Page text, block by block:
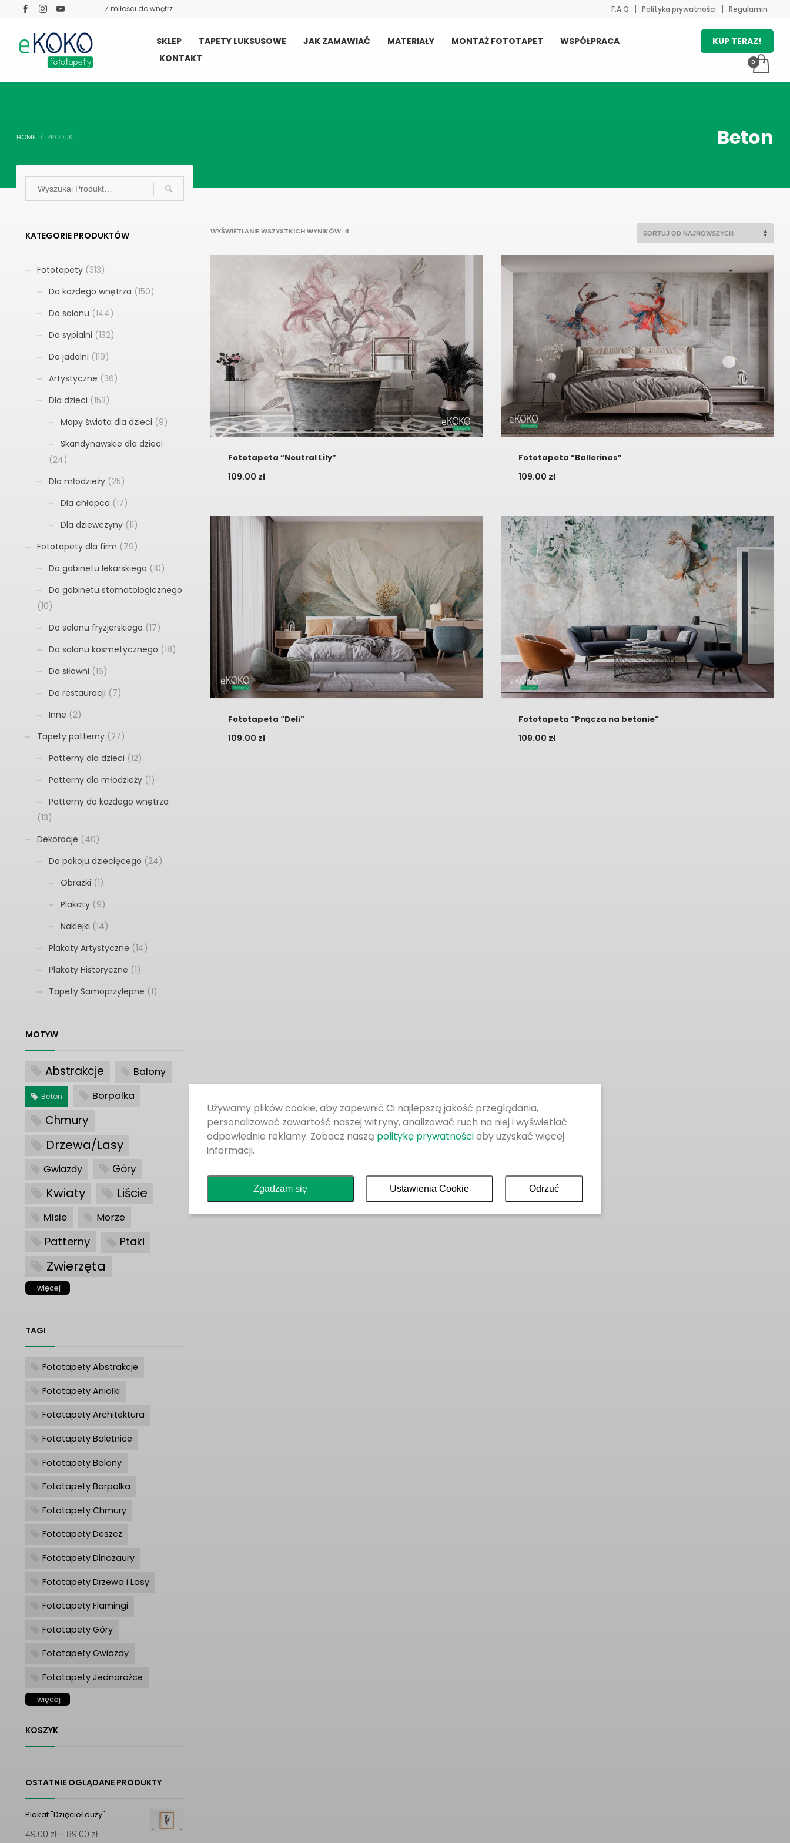
Z miłości do wnętrz... F.A.Q Polityka prywatności Regulamin
SKLEP TAPETY LUKSUSOWE JAK ZAMAWIAĆ MATERIAŁY MONTAŻ FOTOTAPET
WSPÓŁPRACA
KONTAKT
KUP TERAZ!
HOME PRODUKT Beton
WYŚWIETLANIE WSZYSTKICH WYNIKÓW: 4POSORTOWANE
NAJNOWSZYCH
Fototapeta “Neutral Lily”
109.00 zł
Fototapeta “Ballerinas”
109.00 zł
Fototapeta “Deli”
109.00 zł
Fototapeta “Pnącza na betonie”
109.00 zł
KATEGORIE PRODUKTÓW
Fototapety (313)
Do każdego wnętrza (150)
Do salonu (144)
Do sypialni (132)
Do jadalni (119)
Artystyczne (36)
Dla dzieci (153)
Mapy świata dla dzieci (9)
Skandynawskie dla dzieci
(24)
Dla młodzieży (25)
Dla chłopca (17)
Dla dziewczyny (11)
Fototapety dla firm (79)
Do gabinetu lekarskiego (10)
Do gabinetu stomatologicznego
(10)
Do salonu fryzjerskiego (17)
Do salonu kosmetycznego (18)
Do siłowni (16)
Do restauracji (7)
Inne (2)
Tapety patterny (27)
Patterny dla dzieci (12)
Patterny dla młodzieży (1)
Patterny do każdego wnętrza
(13)
Dekoracje (40)
Do pokoju dziecięcego (24)
Obrazki (1)
Plakaty (9)
Naklejki (14)
Plakaty Artystyczne (14)
Plakaty Historyczne (1)
Tapety Samoprzylepne (1)
MOTYW
Abstrakcje Balony
Beton Borpolka
Chmury
Drzewa/Lasy
Gwiazdy Góry
Kwiaty Liście
Misie Morze
Patterny Ptaki
Zwierzęta
więcej
TAGI
Fototapety Abstrakcje
Fototapety Aniołki
Fototapety Architektura
Fototapety Baletnice
Fototapety Balony
Fototapety Borpolka
Fototapety Chmury
Fototapety Deszcz
Fototapety Dinozaury
Fototapety Drzewa i Lasy
Fototapety Flamingi
Fototapety Góry
Fototapety Gwiazdy
Fototapety Jednorożce
więcej
KOSZYK
OSTATNIE OGLĄDANE PRODUKTY
Plakat "Dzięcioł duży"
49.00 zł – 89.00 złZakres
Używamy plików cookie, aby zapewnić Ci najlepszą jakość przeglądania,
personalizować zawartość naszej witryny, analizować ruch na niej i wyświetlać
odpowiednie reklamy. Zobacz naszą politykę prywatnościaby uzyskać więcej
informacji.
Zgadzam się Ustawienia Cookie Odrzuć